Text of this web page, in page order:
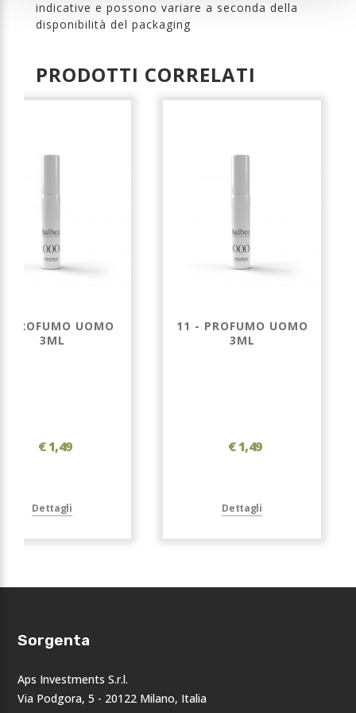
indicative e possono variare a seconda della
disponibilità del packaging
PRODOTTI CORRELATI
PROFUMO UOMO
3ML
€ 1,49
Dettagli
11 - PROFUMO UOMO
3ML
€ 1,49
Dettagli
Sorgenta
Aps Investments S.r.l.
Via Podgora, 5 - 20122 Milano, Italia